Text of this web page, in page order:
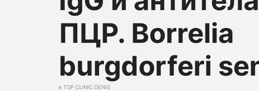
ПЦР. Borrelia
burgdorferi
в TOP CLINIC DENIS